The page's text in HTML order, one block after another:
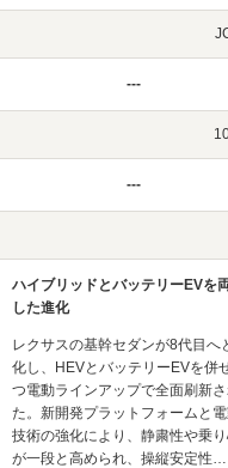
---
---
ハイブリッドとバッテリーEVを
した進化
レクサスの基幹セダンが8代目へ
化し、HEVとバッテリーEVを併
つ電動ラインアップで全面刷新
た。新開発プラットフォームと
技術の強化により、静粛性や乗
が一段と高められ、操縦安定性…